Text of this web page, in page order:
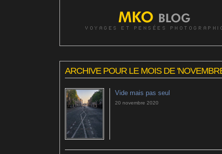
ARCHIVE POUR LE MOIS DE
Vide mais pas seul
20 novembre 2020